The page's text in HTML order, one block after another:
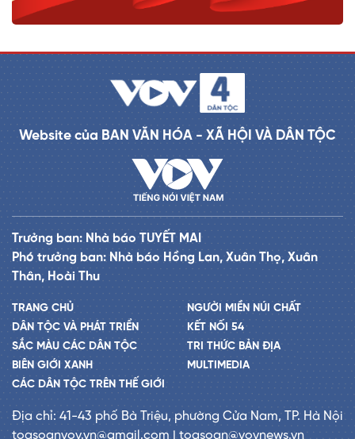
Website của BAN VĂN HÓA - XÃ HỘI VÀ DÂN TỘC
Trưởng ban: Nhà báo TUYẾT MAI
Phó trưởng ban: Nhà báo Hồng Lan, Xuân Thọ, Xuân
Thân, Hoài Thu
TRANG CHỦ
DÂN TỘC VÀ PHÁT TRIỂN
SẮC MÀU CÁC DÂN TỘC
BIÊN GIỚI XANH
CÁC DÂN TỘC TRÊN THẾ GIỚI
NGƯỜI MIỀN NÚI CHẤT
KẾT NỐI 54
TRI THỨC BẢN ĐỊA
MULTIMEDIA
Địa chỉ: 41-43 phố Bà Triệu, phường Cửa Nam, TP. Hà Nội
toasoanvov.vn@gmail.com | toasoan@vovnews.vn